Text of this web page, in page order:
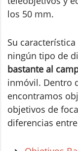
los 50 mm.
Su
ningún tipo de
bastante al
inmóvil. Dentro
encontramos
objetivos de
diferencias